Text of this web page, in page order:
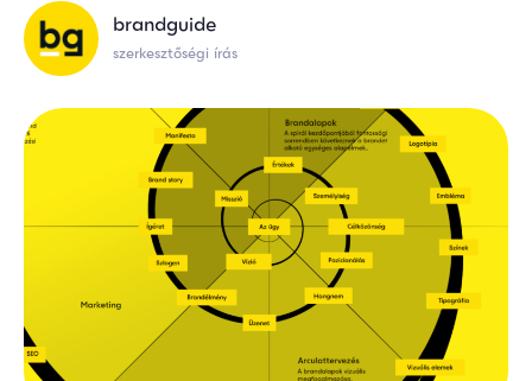
brandguide
szerkesztőségi írás